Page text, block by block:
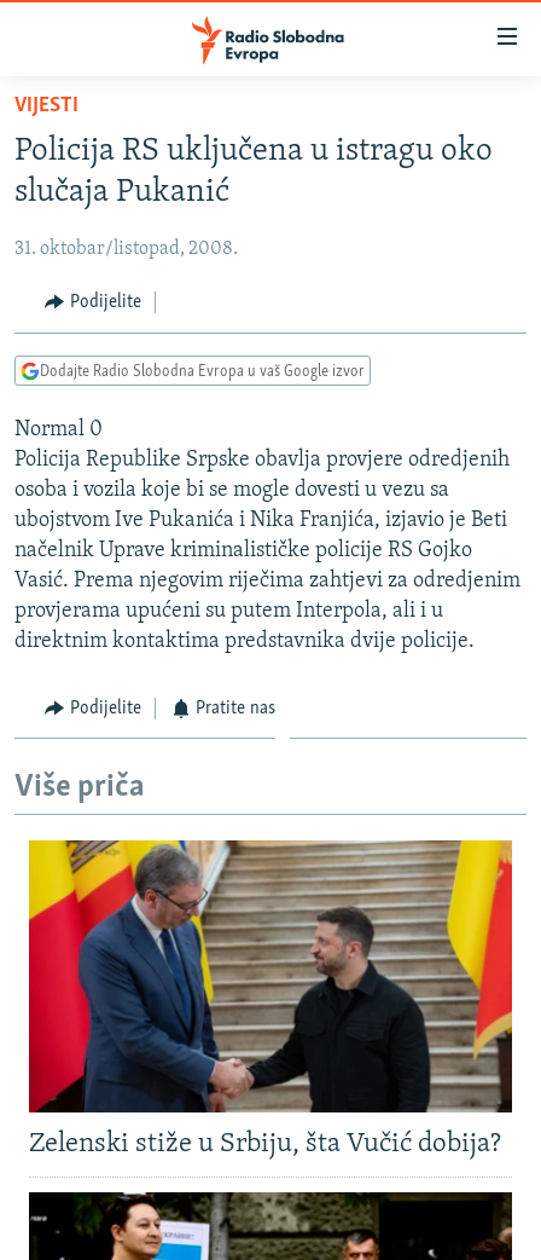
Pređite
glavni
sadržaj
na
navigaciju
Pređite
na
VIJESTI
BOSNA I HERCEGOVINA
KOSOVO
CRNA GORA
VIDEO
FOTOGALERIJE
INFOGRAFIKE
PODCASTI
RAT U UKRAJINI
KINA NA BALKANU
RSE PRIČE IZ SVIJETA
ISPRIČAJ MI
DNEVNO@RSE
SPECIJALI RSE
VIŠE OD NASLOVA
GENOCID U SREBRENICI
POPLAVE I KLIZIŠTA U BIH 2024.
POST SCRIPTUM
MOJA EVROPA
TRI DECENIJE OD RATA U BIH
SVE KARTE DEJTONA
NASTANAK I RASPAD JUGOSLAVIJE
PRATITE NAS
VIJESTI
Policija RS uključena u istragu oko
slučaja Pukanić
31. oktobar/listopad, 2008.
Podijelite
Dodajte Radio Slobodna Evropa u vaš Google izvor
Normal 0
Policija Republike Srpske obavlja provjere odredjenih
osoba i vozila koje bi se mogle dovesti u vezu sa
ubojstvom Ive Pukanića i Nika Franjića, izjavio je Beti
načelnik Uprave kriminalističke policije RS Gojko
Vasić. Prema njegovim riječima zahtjevi za odredjenim
provjerama upućeni su putem Interpola, ali i u
direktnim kontaktima predstavnika dvije policije.
Podijelite Pratite nas
Više priča
Zelenski stiže u Srbiju, šta Vučić dobija?